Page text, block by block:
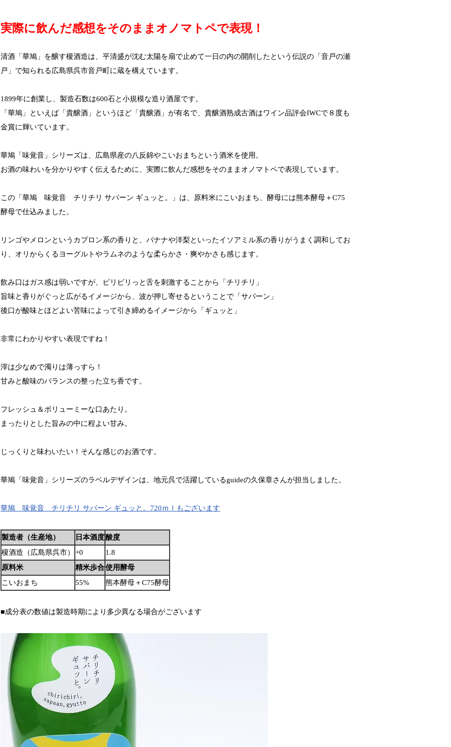
実際に飲んだ感想をそのままオノマトペで表現！
清酒「華鳩」を醸す榎酒造は、平清盛が沈む太陽を扇で止めて一日の内の開削したという伝説の「音戸の瀬
戸」で知られる広島県呉市音戸町に蔵を構えています。
1899年に創業し、製造石数は600石と小規模な造り酒屋です。
「華鳩」といえば「貴醸酒」というほど「貴醸酒」が有名で、貴醸酒熟成古酒はワイン品評会IWCで８度も
金賞に輝いています。
華鳩「味覚音」シリーズは、広島県産の八反錦やこいおまちという酒米を使用。
お酒の味わいを分かりやすく伝えるために、実際に飲んだ感想をそのままオノマトペで表現しています。
この「華鳩 味覚音 チリチリ サパーン ギュッと。」は、原料米にこいおまち、酵母には熊本酵母＋C75
酵母で仕込みました。
リンゴやメロンというカプロン系の香りと、バナナや洋梨といったイソアミル系の香りがうまく調和してお
り、オリからくるヨーグルトやラムネのような柔らかさ・爽やかさも感じます。
飲み口はガス感は弱いですが、ピリピリっと舌を刺激することから「チリチリ」
旨味と香りがぐっと広がるイメージから、波が押し寄せるということで「サパーン」
後口が酸味とほどよい苦味によって引き締めるイメージから「ギュッと」
非常にわかりやすい表現ですね！
滓は少なめで濁りは薄っすら！
甘みと酸味のバランスの整った立ち香です。
フレッシュ＆ボリューミーな口あたり。
まったりとした旨みの中に程よい甘み。
じっくりと味わいたい！そんな感じのお酒です。
華鳩「味覚音」シリーズのラベルデザインは、地元呉で活躍しているguideの久保章さんが担当しました。
華鳩 味覚音 チリチリ サパーン ギュッと。720ｍｌもございます
製造者（生産地） 日本酒度酸度
榎酒造（広島県呉市）
+0
1.8
原料米
精米歩合使用酵母
こいおまち
55% 熊本酵母＋C75酵母
■成分表の数値は製造時期により多少異なる場合がございます